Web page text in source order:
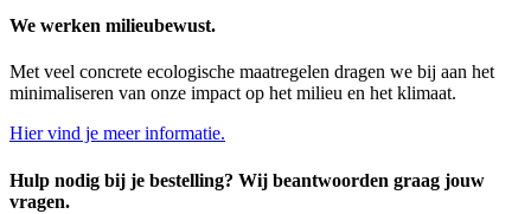
We werken milieubewust.
Met veel concrete ecologische maatregelen dragen we bij aan het
minimaliseren van onze impact op het milieu en het klimaat.
Hier vind je meer informatie.
Hulp nodig bij je bestelling? Wij beantwoorden graag jouw
vragen.